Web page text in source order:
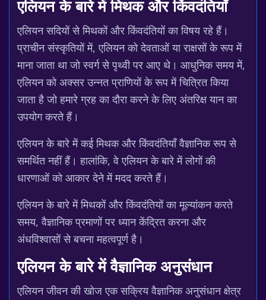
एलियन के बारे में मिथक और किंवदंतियाँ
एलियन सदियों से मिथकों और किंवदंतियों का विषय रहे हैं।
प्राचीन संस्कृतियों में, एलियन को देवताओं या राक्षसों के रूप में
माना जाता था जो स्वर्ग से पृथ्वी पर आए थे। आधुनिक समय में,
एलियन को अक्सर उन्नत प्राणियों के रूप में चित्रित किया
जाता है जो हमारे ग्रह का दौरा करने के लिए अंतरिक्ष यान का
उपयोग करते हैं।
एलियन के बारे में कई मिथक और किंवदंतियाँ वैज्ञानिक रूप से
समर्थित नहीं हैं। हालांकि, वे एलियन के बारे में लोगों की
धारणाओं को आकार देने में मदद करते हैं।
एलियन के बारे में मिथकों और किंवदंतियों का मूल्यांकन करते
समय, वैज्ञानिक प्रमाणों पर ध्यान केंद्रित करना और
अंधविश्वासों से बचना महत्वपूर्ण है।
एलियन के बारे में वैज्ञानिक अनुसंधान
एलियन जीवन की खोज एक सक्रिय वैज्ञानिक अनुसंधान क्षेत्र